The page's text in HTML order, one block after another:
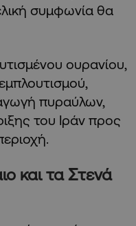
συμφωνία θα
ουρανίου,
πυραύλων,
του Ιράν προς
και τα Στενά